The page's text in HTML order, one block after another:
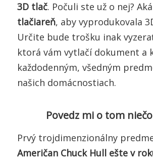
3D tlač. Počuli ste už o nej?
tlačiareň, aby vyprodukovala
Určite bude trošku inak
ktorá vám vytlačí dokument a
každodenným, všedným
našich domácnostiach.
Povedz mi o tom
Prvý trojdimenzionálny
Američan Chuck Hull ešte v